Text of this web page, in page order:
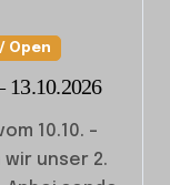
Open
13.10.2026
10.10. –
wir unser 2.